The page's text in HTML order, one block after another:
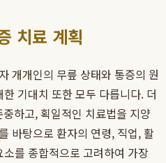
치료 계획
개개인의 무릎 상태와 통증의 원
기대치 또한 모두 다릅니다. 더
하고, 획일적인 치료법을 지양
바탕으로 환자의 연령, 직업, 활
를 종합적으로 고려하여 가장